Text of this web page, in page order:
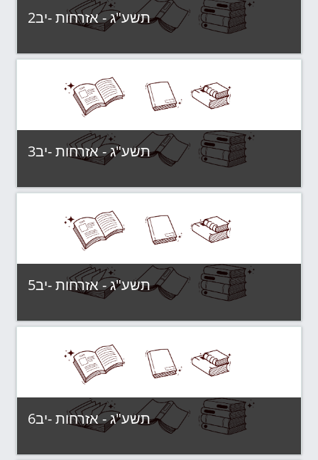
תשע"ג - אזרחות -יב2
Category:תשע"ג - קבוצות לימוד
View Course
תשע"ג - אזרחות -יב3
Category:תשע"ג - קבוצות לימוד
View Course
תשע"ג - אזרחות -יב5
Category:תשע"ג - קבוצות לימוד
View Course
תשע"ג - אזרחות -יב6